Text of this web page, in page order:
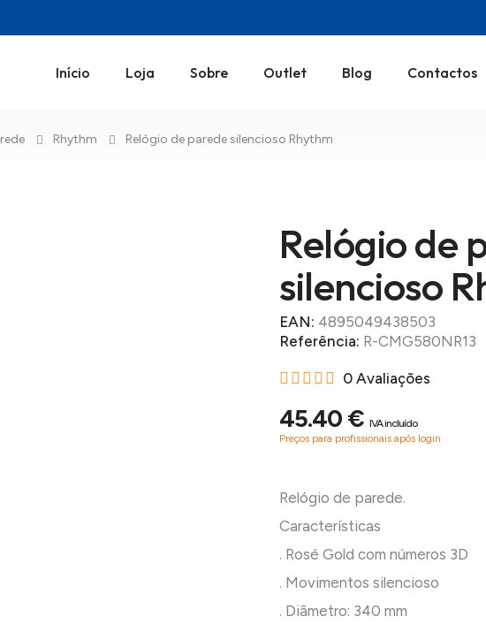
Início Loja Sobre Outlet Blog Contactos
Rhythm Relógio de parede silencioso Rhythm
Relógio de
silencioso
EAN: 4895049438503
Referência: R-CMG580NR13
0 Avaliações
45.40 € IVA incluído
Preços para profissionais após login
Relógio de parede.
Características
. Rosé Gold com números 3D
. Movimentos silencioso
. Diâmetro: 340 mm